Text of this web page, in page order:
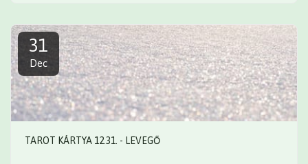
31
Dec
TAROT KÁRTYA 12.31. - LEVEGŐ